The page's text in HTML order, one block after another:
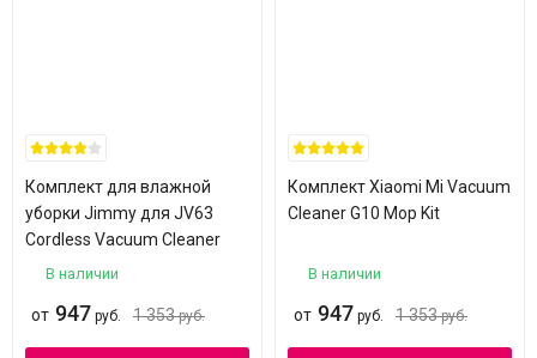
Комплект для влажной
уборки Jimmy для JV63
Cordless Vacuum Cleaner
В наличии
от 947 руб. 1 353 руб.
Комплект Xiaomi Mi Vacuum
Cleaner G10 Mop Kit
В наличии
от 947 руб. 1 353 руб.